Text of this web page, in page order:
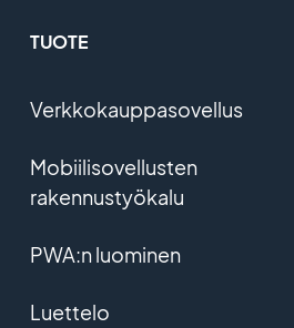
TUOTE
Verkkokauppasovellus
Mobiilisovellusten
rakennustyökalu
PWA:n luominen
Luettelo